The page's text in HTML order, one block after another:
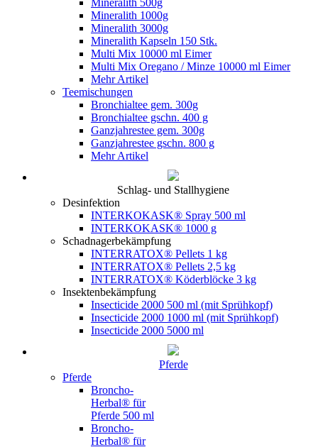
Mineralith 1000g
Mineralith 3000g
Mineralith Kapseln 150 Stk.
Multi Mix 10000 ml Eimer
Multi Mix Oregano / Minze 10000 ml Eimer
Mehr Artikel
Teemischungen
Bronchialtee gem. 300g
Bronchialtee gschn. 400 g
Ganzjahrestee gem. 300g
Ganzjahrestee gschn. 800 g
Mehr Artikel
Schlag- und Stallhygiene
Desinfektion
INTERKOKASK® Spray 500 ml
INTERKOKASK® 1000 g
Schadnagerbekämpfung
INTERRATOX® Pellets 1 kg
INTERRATOX® Pellets 2,5 kg
INTERRATOX® Köderblöcke 3 kg
Insektenbekämpfung
Insecticide 2000 500 ml (mit Sprühkopf)
Insecticide 2000 1000 ml (mit Sprühkopf)
Insecticide 2000 5000 ml
Pferde
Pferde
Broncho-
Herbal® für
Pferde 500 ml
Broncho-
Herbal® für